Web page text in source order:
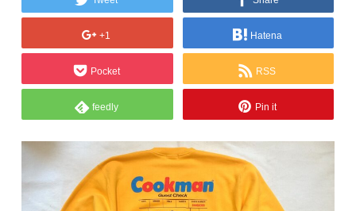
+1 Hatena
Pocket RSS
feedly Pin it